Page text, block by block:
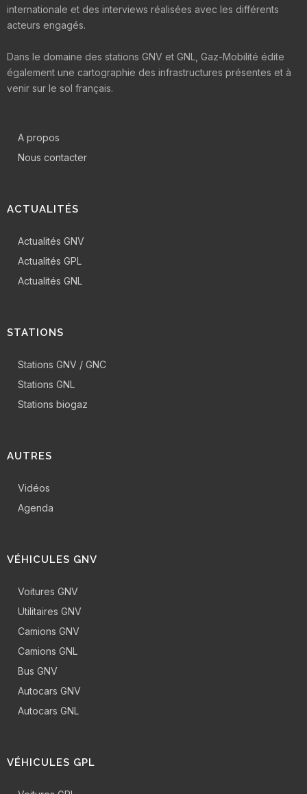
internationale et des interviews réalisées avec les différents
acteurs engagés.
Dans le domaine des stations GNV et GNL, Gaz-Mobilité édite
également une cartographie des infrastructures présentes et à
venir sur le sol français.
A propos
Nous contacter
ACTUALITÉS
Actualités GNV
Actualités GPL
Actualités GNL
STATIONS
Stations GNV / GNC
Stations GNL
Stations biogaz
AUTRES
Vidéos
Agenda
VÉHICULES GNV
Voitures GNV
Utilitaires GNV
Camions GNV
Camions GNL
Bus GNV
Autocars GNV
Autocars GNL
VÉHICULES GPL